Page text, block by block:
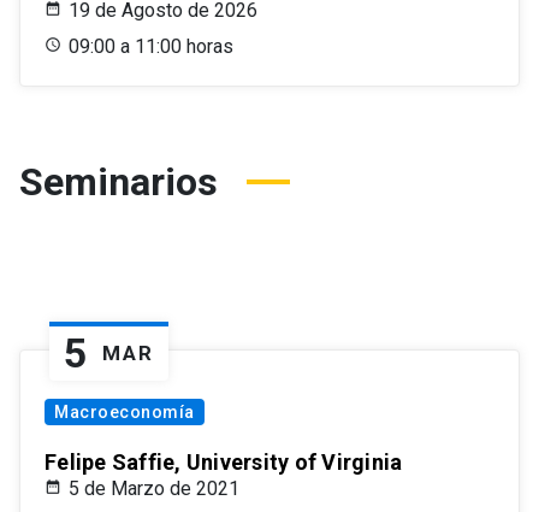
19 de Agosto de 2026
09:00 a 11:00 horas
Seminarios
5 MAR
Macroeconomía
Felipe Saffie, University of Virginia
5 de Marzo de 2021